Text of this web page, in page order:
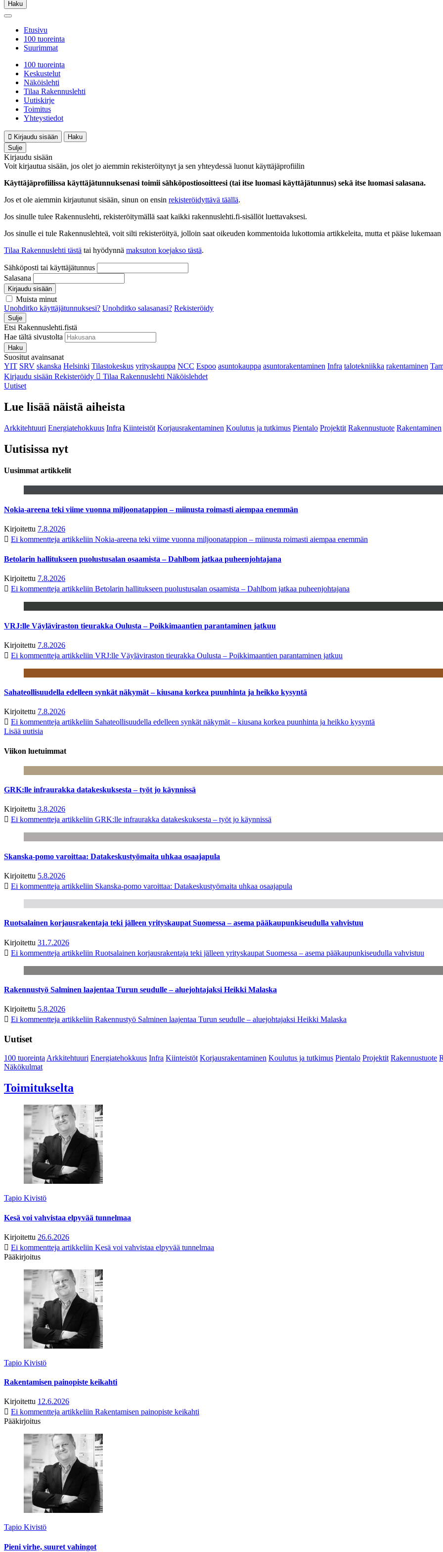
Haku
Etusivu
100 tuoreinta
Suurimmat
100 tuoreinta
Keskustelut
Näköislehti
Tilaa Rakennuslehti
Uutiskirje
Toimitus
Yhteystiedot
Kirjaudu sisään
Haku
Sulje
Kirjaudu sisään
Voit kirjautua sisään, jos olet jo aiemmin rekisteröitynyt ja sen yhteydessä luonut käyttäjäprofiilin
Käyttäjäprofiilissa käyttäjätunnuksenasi toimii sähköpostiosoitteesi (tai itse luomasi käyttäjätunnus) sekä itse luomasi salasana.
Jos et ole aiemmin kirjautunut sisään, sinun on ensin rekisteröidyttävä täällä.
Jos sinulle tulee Rakennuslehti, rekisteröitymällä saat kaikki rakennuslehti.fi-sisällöt luettavaksesi.
Jos sinulle ei tule Rakennuslehteä, voit silti rekisteröityä, jolloin saat oikeuden kommentoida lukottomia artikkeleita, mutta et pääse
Tilaa Rakennuslehti tästä tai hyödynnä maksuton koejakso tästä.
Sähköposti tai käyttäjätunnus
Salasana
Kirjaudu sisään
Muista minut
Unohditko käyttäjätunnuksesi? Unohditko salasanasi? Rekisteröidy
Sulje
Etsi Rakennuslehti.fistä
Hae tältä sivustolta
Haku
Suositut avainsanat
YIT SRV skanska Helsinki Tilastokeskus yrityskauppa NCC Espoo asuntokauppa asuntorakentaminen Infra talotekniikka rakentaminen
Kirjaudu sisään Rekisteröidy Tilaa Rakennuslehti Näköislehdet
Uutiset
Lue lisää näistä aiheista
Arkkitehtuuri Energiatehokkuus Infra Kiinteistöt Korjausrakentaminen Koulutus ja tutkimus Pientalo Projektit Rakennustuote Rakentaminen
Uutisissa nyt
Uusimmat artikkelit
Nokia-areena teki viime vuonna miljoonatappion – miinusta roimasti aiempaa enemmän
Kirjoitettu 7.8.2026
Ei kommentteja artikkeliin Nokia-areena teki viime vuonna miljoonatappion – miinusta roimasti aiempaa enemmän
Betolarin hallitukseen puolustusalan osaamista – Dahlbom jatkaa puheenjohtajana
Kirjoitettu 7.8.2026
Ei kommentteja artikkeliin Betolarin hallitukseen puolustusalan osaamista – Dahlbom jatkaa puheenjohtajana
VRJ:lle Väyläviraston tieurakka Oulusta – Poikkimaantien parantaminen jatkuu
Kirjoitettu 7.8.2026
Ei kommentteja artikkeliin VRJ:lle Väyläviraston tieurakka Oulusta – Poikkimaantien parantaminen jatkuu
Sahateollisuudella edelleen synkät näkymät – kiusana korkea puunhinta ja heikko kysyntä
Kirjoitettu 7.8.2026
Ei kommentteja artikkeliin Sahateollisuudella edelleen synkät näkymät – kiusana korkea puunhinta ja heikko kysyntä
Lisää uutisia
Viikon luetuimmat
GRK:lle infraurakka datakeskuksesta – työt jo käynnissä
Kirjoitettu 3.8.2026
Ei kommentteja artikkeliin GRK:lle infraurakka datakeskuksesta – työt jo käynnissä
Skanska-pomo varoittaa: Datakeskustyömaita uhkaa osaajapula
Kirjoitettu 5.8.2026
Ei kommentteja artikkeliin Skanska-pomo varoittaa: Datakeskustyömaita uhkaa osaajapula
Ruotsalainen korjausrakentaja teki jälleen yrityskaupat Suomessa – asema pääkaupunkiseudulla vahvistuu
Kirjoitettu 31.7.2026
Ei kommentteja artikkeliin Ruotsalainen korjausrakentaja teki jälleen yrityskaupat Suomessa – asema pääkaupunkiseudulla vahvistuu
Rakennustyö Salminen laajentaa Turun seudulle – aluejohtajaksi Heikki Malaska
Kirjoitettu 5.8.2026
Ei kommentteja artikkeliin Rakennustyö Salminen laajentaa Turun seudulle – aluejohtajaksi Heikki Malaska
Uutiset
100 tuoreintaArkkitehtuuri Energiatehokkuus Infra Kiinteistöt Korjausrakentaminen Koulutus ja tutkimus Pientalo Projektit Rakennustuote
Näkökulmat
Toimitukselta
Tapio Kivistö
Kesä voi vahvistaa elpyvää tunnelmaa
Kirjoitettu 26.6.2026
Ei kommentteja artikkeliin Kesä voi vahvistaa elpyvää tunnelmaa
Pääkirjoitus
Tapio Kivistö
Rakentamisen painopiste keikahti
Kirjoitettu 12.6.2026
Ei kommentteja artikkeliin Rakentamisen painopiste keikahti
Pääkirjoitus
Tapio Kivistö
Pieni virhe, suuret vahingot